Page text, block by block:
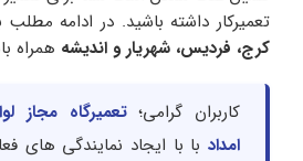
تعمیرکار داشته باشید. در ادامه مطلب
کرج، فردیس، شهریار و اندیشه همراه
کاربران گرامی؛تعمیرگاه مجاز
امداد با با ایجاد نمایندگی های